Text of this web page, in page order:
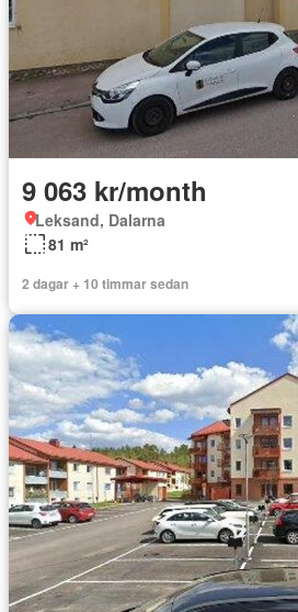
9 063 kr/month
Leksand, Dalarna
81 m²
2 dagar + 10 timmar sedan